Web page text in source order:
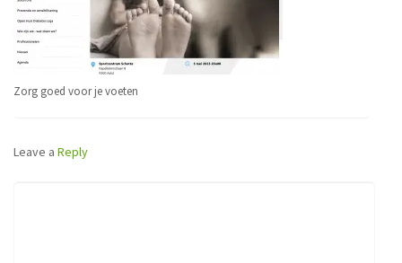
Zorg goed voor je voeten
Leave a Reply